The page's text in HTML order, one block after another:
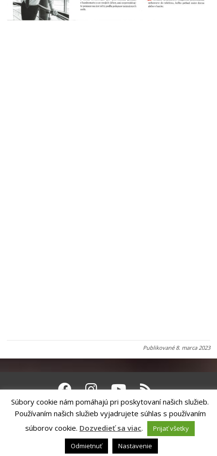
Publikované 8. marca 2023
RiešenieANTIK SMART CITY
| Technický prevádzkovateľ – MVI
Technology, s.r.o.
Správca webového sídla: Mesto Levoča, Námestie Majstra Pavla 4, 054 01
Levoča,webmaster@levoca.sk|Vyhlásenie o prístupnosti|Ochrana
Súbory cookie nám pomáhajú pri poskytovaní našich služieb.
Používaním našich služieb vyjadrujete súhlas s používaním
súborov cookie. Dozvedieť sa viac.
Prijať všetky
Odmietnuť
Nastavenie